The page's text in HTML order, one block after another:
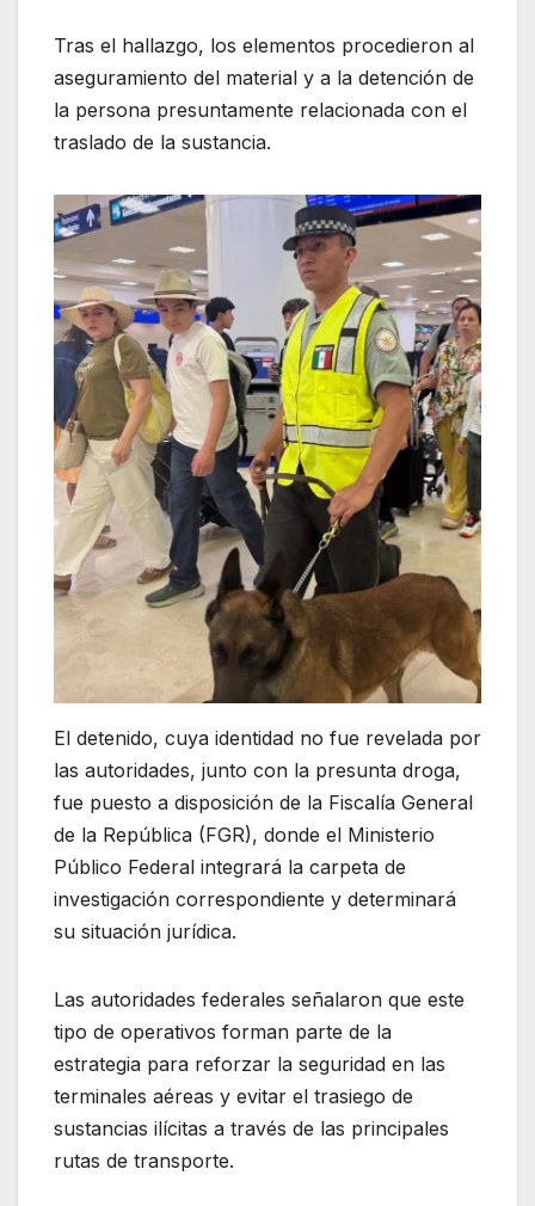
Tras el hallazgo, los elementos procedieron al
aseguramiento del material y a la detención de
la persona presuntamente relacionada con el
traslado de la sustancia.
El detenido, cuya identidad no fue revelada por
las autoridades, junto con la presunta droga,
fue puesto a disposición de la Fiscalía General
de la República (FGR), donde el Ministerio
Público Federal integrará la carpeta de
investigación correspondiente y determinará
su situación jurídica.
Las autoridades federales señalaron que este
tipo de operativos forman parte de la
estrategia para reforzar la seguridad en las
terminales aéreas y evitar el trasiego de
sustancias ilícitas a través de las principales
rutas de transporte.